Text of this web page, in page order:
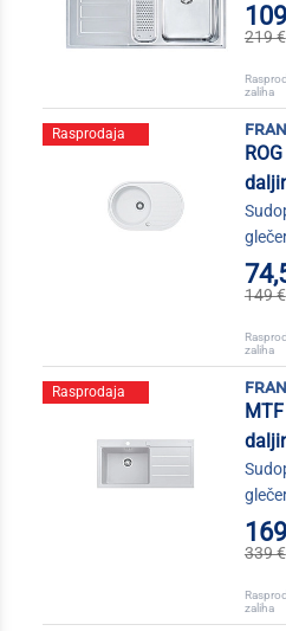
219 €
zaliha
Rasprodaja
149 €
zaliha
Rasprodaja
339 €
zaliha